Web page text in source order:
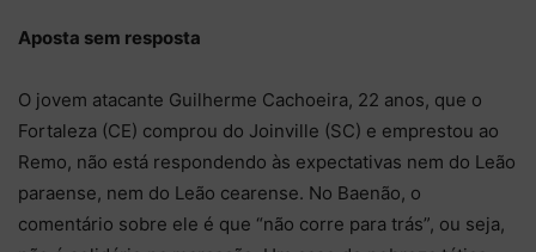
Aposta sem resposta
O jovem atacante Guilherme Cachoeira, 22 anos, que o
Fortaleza (CE) comprou do Joinville (SC) e emprestou ao
Remo, não está respondendo às expectativas nem do Leão
paraense, nem do Leão cearense. No Baenão, o
comentário sobre ele é que “não corre para trás”, ou seja,